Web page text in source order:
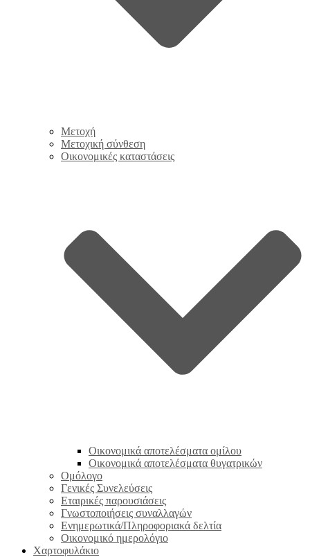
Μετοχή
Μετοχική σύνθεση
Οικονομικές καταστάσεις
Οικονομικά αποτελέσματα ομίλου
Οικονομικά αποτελέσματα θυγατρικών
Ομόλογο
Γενικές Συνελεύσεις
Εταιρικές παρουσιάσεις
Γνωστοποιήσεις συναλλαγών
Ενημερωτικά/Πληροφοριακά δελτία
Οικονομικό ημερολόγιο
Χαρτοφυλάκιο